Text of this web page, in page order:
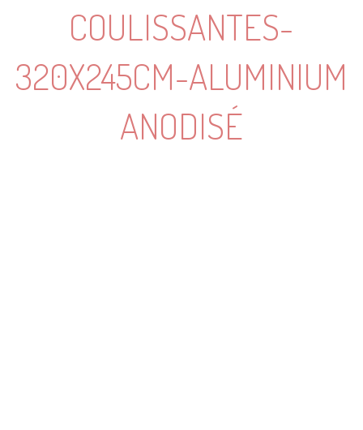
COULISSANTES-
320X245CM-ALUMINIUM
ANODISÉ